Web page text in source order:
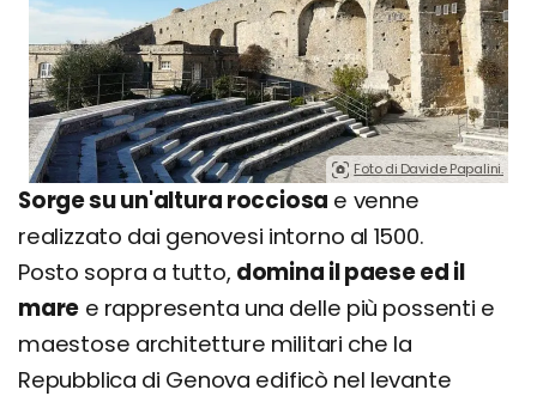
Foto di Davide Papalini.
Sorge su un'altura rocciosa e venne
realizzato dai genovesi intorno al 1500.
Posto sopra a tutto, domina il paese ed il
mare e rappresenta una delle più possenti e
maestose architetture militari che la
Repubblica di Genova edificò nel levante